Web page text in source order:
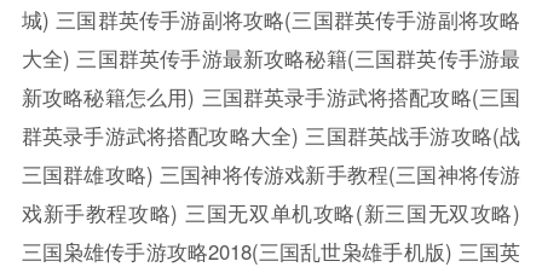
城) 三国群英传手游副将攻略(三国群英传手游副将攻略
大全) 三国群英传手游最新攻略秘籍(三国群英传手游最
新攻略秘籍怎么用) 三国群英录手游武将搭配攻略(三国
群英录手游武将搭配攻略大全) 三国群英战手游攻略(战
三国群雄攻略) 三国神将传游戏新手教程(三国神将传游
戏新手教程攻略) 三国无双单机攻略(新三国无双攻略)
三国枭雄传手游攻略2018(三国乱世枭雄手机版) 三国英